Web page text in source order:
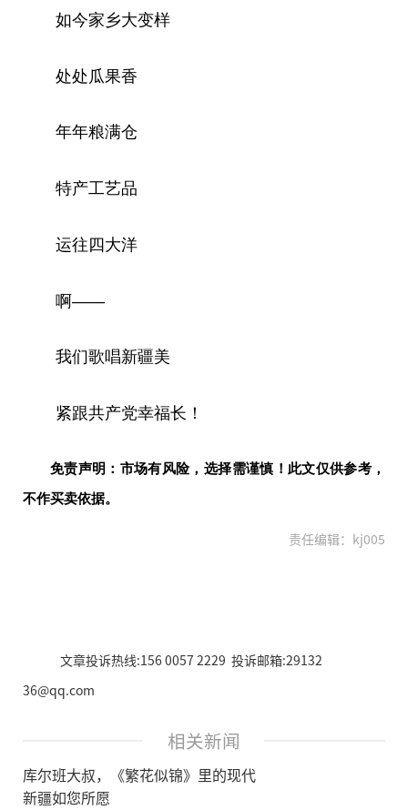
如今家乡大变样
处处瓜果香
年年粮满仓
特产工艺品
运往四大洋
啊——
我们歌唱新疆美
紧跟共产党幸福长！
免责声明：市场有风险，选择需谨慎！此文仅供参考，
不作买卖依据。
责任编辑：kj005
文章投诉热线:156 0057 2229 投诉邮箱:29132
36@qq.com
相关新闻
库尔班大叔，《繁花似锦》里的现代
新疆如您所愿